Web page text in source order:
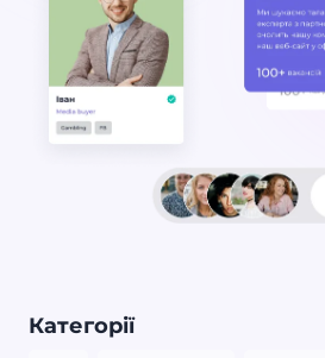
Категорії